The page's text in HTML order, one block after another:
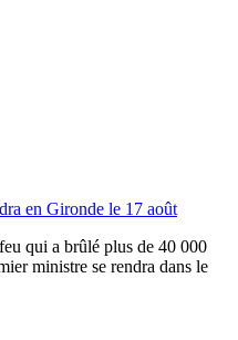
en Gironde le 17 août
qui a brûlé plus de 40 000
ministre se rendra dans le